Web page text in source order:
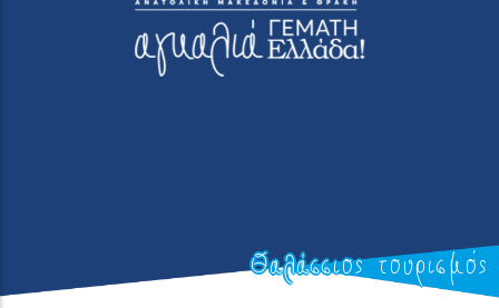
Θαλάσσιος τουρισμός